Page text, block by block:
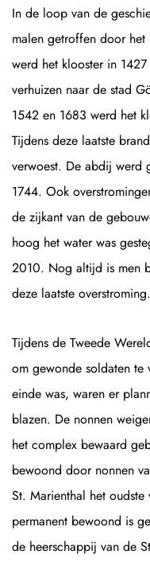
In de loop van de
malen getroffen door
werd het klooster in
verhuizen naar de stad
1542 en 1683 werd het
Tijdens deze laatste
verwoest. De abdij werd
1744. Ook
de zijkant van de
hoog het water was
2010. Nog altijd is men
deze laatste overstroming.
Tijdens de Tweede
om gewonde soldaten
einde was, waren er
blazen. De nonnen
het complex bewaard
bewoond door nonnen
St. Marienthal het
permanent bewoond is
de heerschappij van de